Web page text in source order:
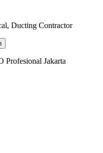
Ducting Contractor
Profesional Jakarta